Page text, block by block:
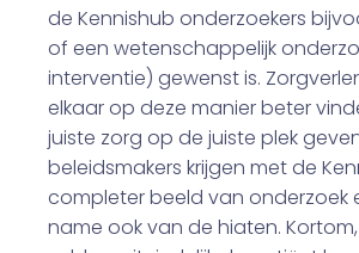
de Kennishub onderzoekers
of een wetenschappelijk
interventie) gewenst is.
elkaar op deze manier beter
juiste zorg op de juiste plek
beleidsmakers krijgen met de
completer beeld van onderzoek
name ook van de hiaten.